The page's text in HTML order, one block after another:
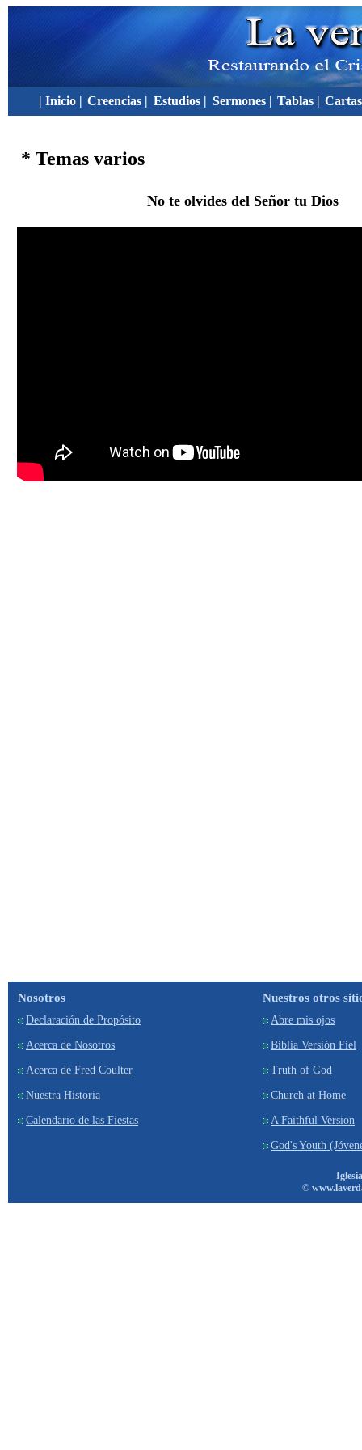
| Inicio | Creencias | Estudios | Sermones | Tablas |
* Temas varios
No te olvides del Señor tu Dios
Nosotros
Declaración de Propósito
Acerca de Nosotros
Acerca de Fred Coulter
Nuestra Historia
Calendario de las Fiestas
Nuestros otros
Abre mis ojos
Biblia Versión Fiel
Truth of God
Church at Home
A Faithful Version
God's Youth
©